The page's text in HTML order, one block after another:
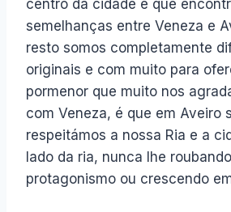
centro da cidade é que
semelhanças entre Veneza e
resto somos completamente
originais e com muito para
pormenor que muito nos
com Veneza, é que em Aveiro
respeitámos a nossa Ria e a
lado da ria, nunca lhe
protagonismo ou crescendo